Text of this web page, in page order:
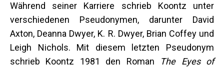
Während seiner Karriere schrieb Koontz unter
verschiedenen Pseudonymen, darunter David
Axton, Deanna Dwyer, K. R. Dwyer, Brian Coffey und
Leigh Nichols. Mit diesem letzten Pseudonym
schrieb Koontz 1981 den Roman
The Eyes of